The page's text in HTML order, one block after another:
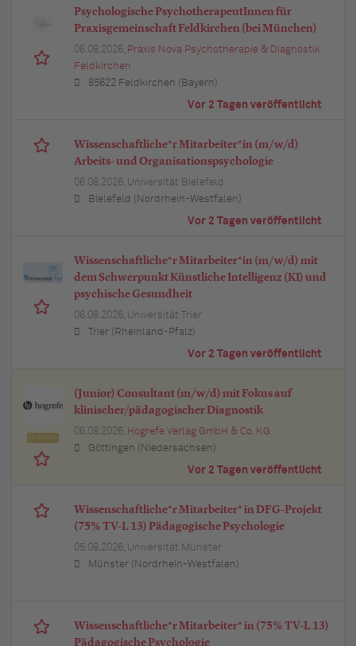
Psychologische PsychotherapeutInnen für
Praxisgemeinschaft Feldkirchen (bei München)
06.08.2026, Praxis Nova Psychotherapie & Diagnostik
Feldkirchen
85622 Feldkirchen (Bayern)
Vor 2 Tagen veröffentlicht
Wissenschaftliche*r Mitarbeiter*in (m/w/d)
Arbeits- und Organisationspsychologie
06.08.2026, Universität Bielefeld
Bielefeld (Nordrhein-Westfalen)
Vor 2 Tagen veröffentlicht
Wissenschaftliche*r Mitarbeiter*in (m/w/d) mit
dem Schwerpunkt Künstliche Intelligenz (KI) und
psychische Gesundheit
06.08.2026, Universität Trier
Trier (Rheinland-Pfalz)
Vor 2 Tagen veröffentlicht
(Junior) Consultant (m/w/d) mit Fokus auf
klinischer/pädagogischer Diagnostik
06.08.2026, Hogrefe Verlag GmbH & Co. KG
Göttingen (Niedersachsen)
Vor 2 Tagen veröffentlicht
Wissenschaftliche*r Mitarbeiter* in DFG-Projekt
(75% TV-L 13) Pädagogische Psychologie
05.08.2026, Universität Münster
Münster (Nordrhein-Westfalen)
Wissenschaftliche*r Mitarbeiter* in (75% TV-L 13)
Pädagogische Psychologie